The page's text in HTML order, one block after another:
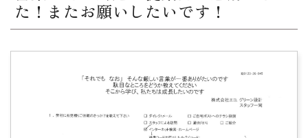
た！またお願いしたいです！